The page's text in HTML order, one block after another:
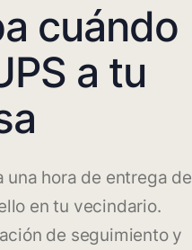
cuándo
a tu
hora de entrega de
en tu vecindario.
de seguimiento y